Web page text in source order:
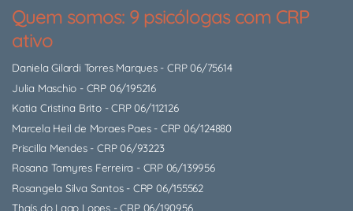
Quem somos: 9 psicólogas com CRP
ativo
Daniela Gilardi Torres Marques- CRP 06/75614
Julia Maschio - CRP 06/195216
Katia Cristina Brito- CRP 06/112126
Marcela Heil de Moraes Paes- CRP 06/124880
Priscilla Mendes- CRP 06/93223
Rosana Tamyres Ferreira - CRP 06/139956
Rosangela Silva Santos- CRP 06/155562
Thaís do Lago Lopes - CRP 06/190956